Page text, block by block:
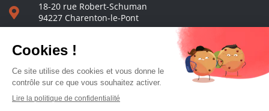
18-20 rue Robert-Schuman
94227 Charenton-le-Pont